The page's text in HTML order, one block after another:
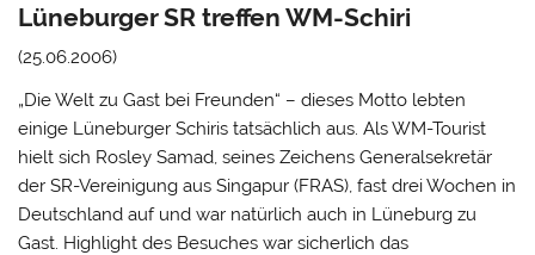
Lüneburger SR treffen WM-Schiri
(25.06.2006)
„Die Welt zu Gast bei Freunden“ – dieses Motto lebten
einige Lüneburger Schiris tatsächlich aus. Als WM-Tourist
hielt sich Rosley Samad, seines Zeichens Generalsekretär
der SR-Vereinigung aus Singapur (FRAS), fast drei Wochen in
Deutschland auf und war natürlich auch in Lüneburg zu
Gast. Highlight des Besuches war sicherlich das